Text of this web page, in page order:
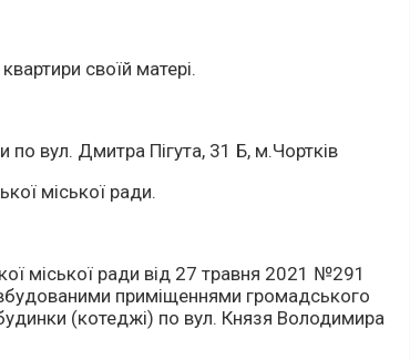
своїй матері.
вул. Дмитра Пігута, 31 Б, м.Чортків
міської ради.
міської ради від 27 травня 2021 №291
приміщеннями громадського
(котеджі) по вул. Князя Володимира